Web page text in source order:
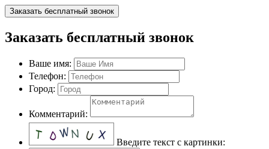
Заказать бесплатный звонок
Заказать бесплатный звонок
Ваше имя:
Телефон:
Город:
Комментарий:
Введите текст с картинки: